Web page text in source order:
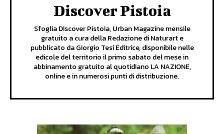
Discover Pistoia
Sfoglia Discover Pistoia, Urban Magazine mensile
gratuito a cura della Redazione di Naturart e
pubblicato da Giorgio Tesi Editrice, disponibile nelle
edicole del territorio il primo sabato del mese in
abbinamento gratuito al quotidiano LA NAZIONE,
online e in numerosi punti di distribuzione.